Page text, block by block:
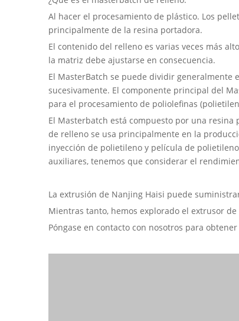
Al hacer el procesamiento de plástico. Los
principalmente de la resina portadora.
El contenido del relleno es varias veces más
la matriz debe ajustarse en consecuencia.
El MasterBatch se puede dividir
sucesivamente. El componente principal del
para el procesamiento de poliolefinas
El Masterbatch está compuesto por una
de relleno se usa principalmente en la
inyección de polietileno y película de
auxiliares, tenemos que considerar el
La extrusión de Nanjing Haisi puede
Mientras tanto, hemos explorado el extrusor
Póngase en contacto con nosotros para